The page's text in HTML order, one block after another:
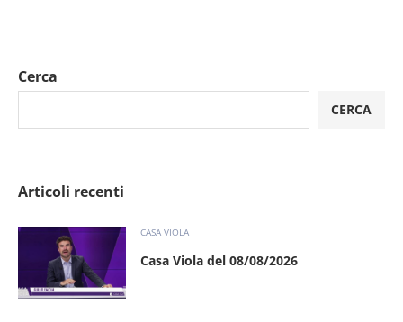
Cerca
CERCA
Articoli recenti
CASA VIOLA
Casa Viola del 08/08/2026